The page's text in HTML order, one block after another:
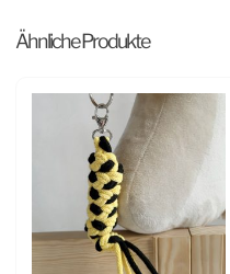
Ähnliche Produkte